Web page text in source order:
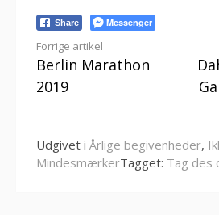
Share Messenger
Læs
videre
Forrige artikel
Berlin Marathon
2019
Udgivet i Årlige begivenheder,
MindesmærkerTagget: Tag des